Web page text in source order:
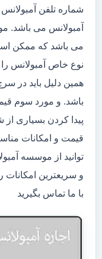
شماره تلفن
آمبولانس می باشد.
می باشد که ممکن
نوع خاص آمبولانس را
همین دلیل باید در
باشد. و مورد سوم
پیدا کردن بسیاری
قیمت و امکانات
توانید از موسسه
و سریعترین امکانات
با ما تماس بگیرید